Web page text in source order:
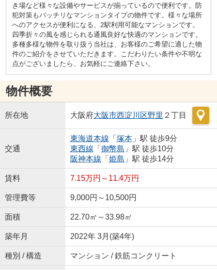
き場など様々な設備やサービスが揃っているので便利です。防
犯対策もバッチリなマンションタイプの物件です。様々な場所
へのアクセスが便利になる、2駅利用可能なマンションです。
四季折々の風を感じられる通風良好な快適のマンションです。
多種多様な物件を取り扱う当社は、お客様のご希望に適した物
件のご紹介をさせていただきます。こだわりたい条件や不明な
点がございましたら、お気軽にご連絡下さい。
物件概要
所在地 大阪府大阪市西淀川区野里 ２丁目
交通
東海道本線 「 塚本」駅 徒歩9分
東西線 「 御幣島 」駅 徒歩10分
阪神本線 「 姫島 」駅 徒歩14分
賃料 7.15万円～11.4万円
管理費等 9,000円～10,500円
面積 22.70㎡～33.98㎡
築年月 2022年 3月(築4年)
種別 / 構造 マンション / 鉄筋コンクリート